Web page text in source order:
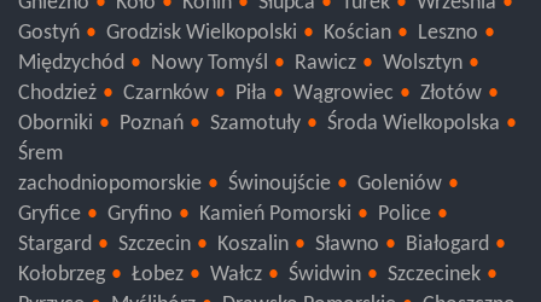
Gniezno
Koło Konin Słupca Turek
Września
Gostyń
Grodzisk Wielkopolski Kościan
Leszno
Międzychód
Nowy Tomyśl Rawicz
Wolsztyn
Chodzież
Czarnków Piła Wągrowiec
Złotów
Oborniki
Poznań Szamotuły
Środa Wielkopolska
Śrem
zachodniopomorskie
Świnoujście
Goleniów
Gryfice
Gryfino Kamień Pomorski
Police
Stargard
Szczecin Koszalin Sławno
Białogard
Kołobrzeg
Łobez Wałcz Świdwin
Szczecinek